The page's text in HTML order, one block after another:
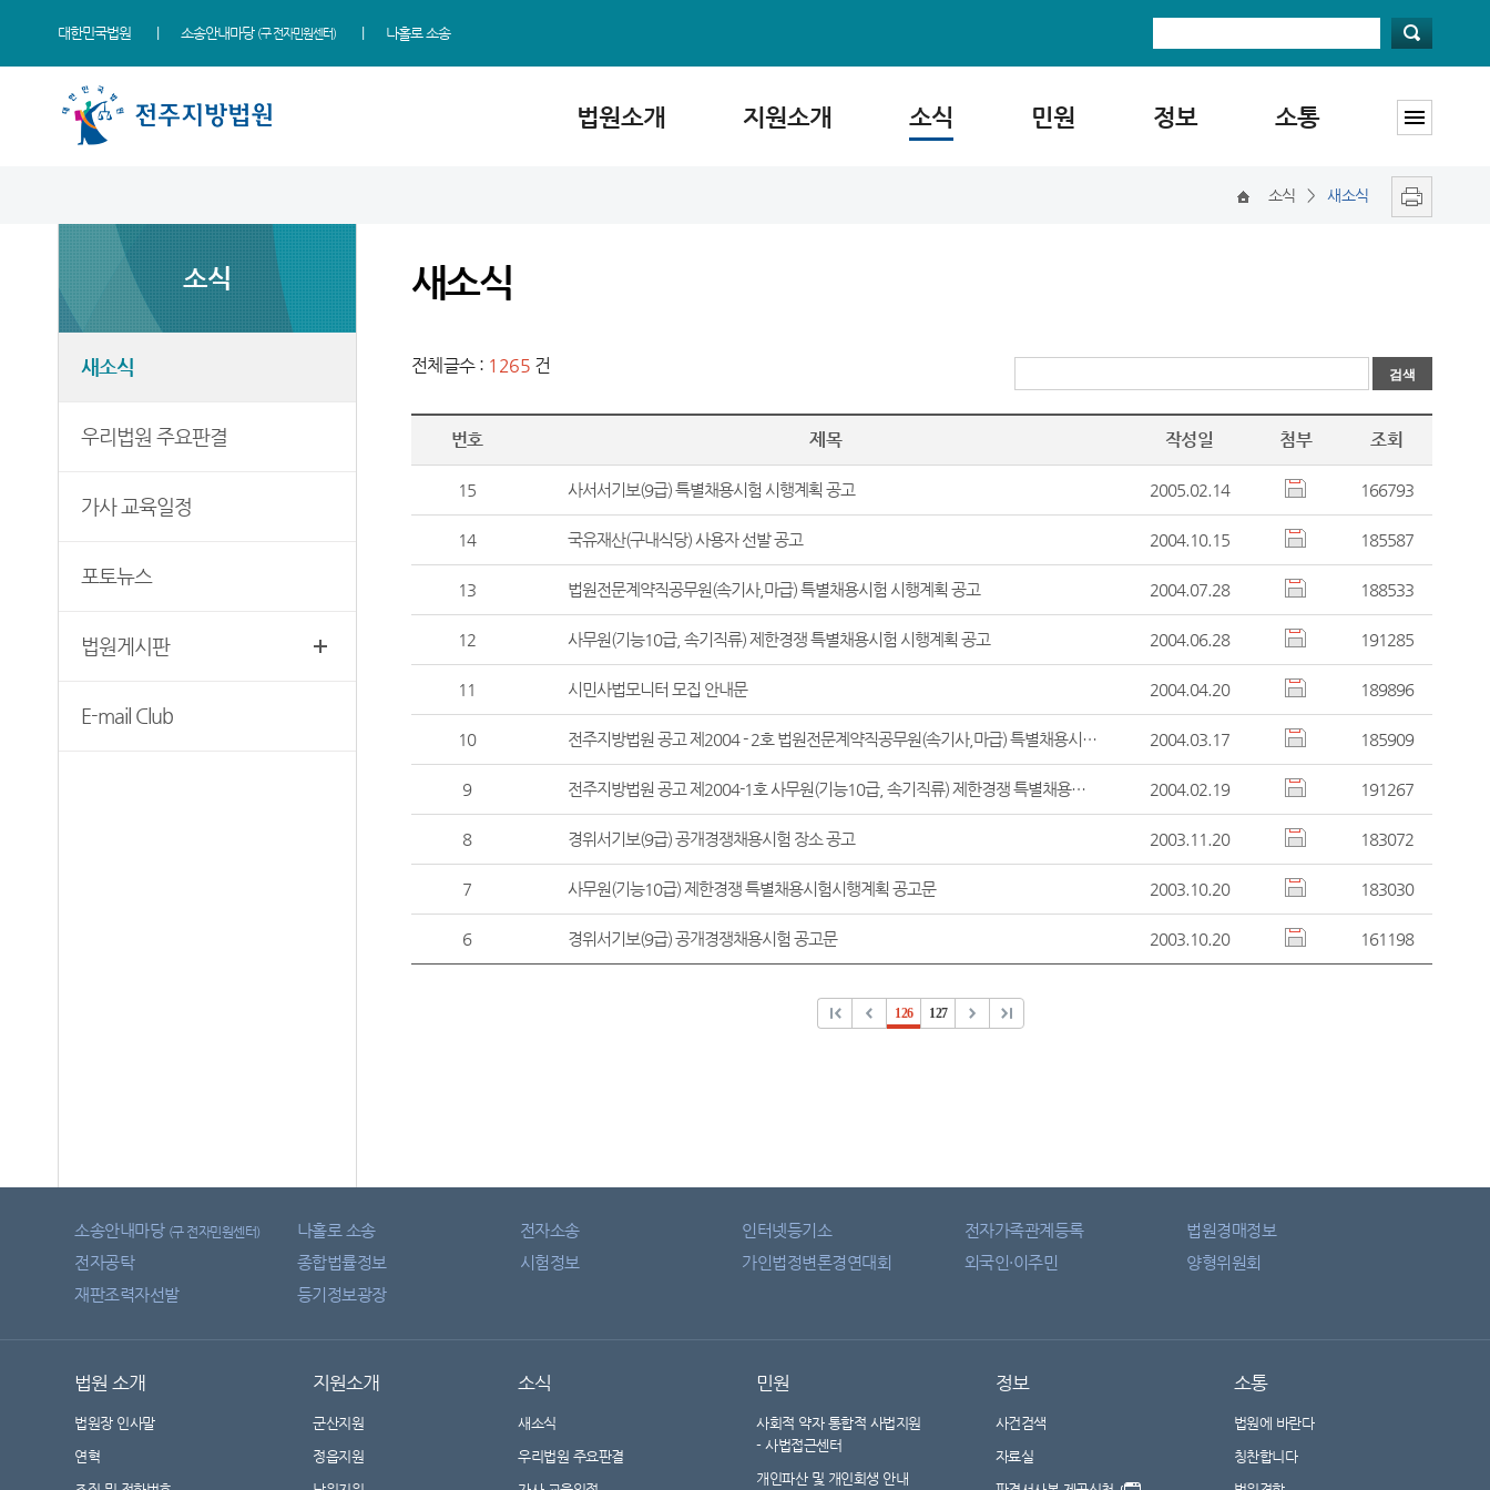
대한민국법원 소송안내마당 (구 전자민원센터) 나홀로 소송
법원소개 지원소개 소식 민원 정보 소통
조직 및 전화번호
시/군법원
청사안내
정읍지원
남원지원
우리법원 주요판결
가사 교육일정
E-mail Club
사회적 약자 통합적 사법
지원 - 사법접근센터
개인파산 및 개인회생 안내
자주묻는질문
무인등본발급기안내
재판기록열람복사예약
자료실
판결서사본 제공신청
칭찬합니다
법원견학
소식 > 새소식
소식
새소식
우리법원 주요판결
가사 교육일정
포토뉴스
법원게시판
E-mail Club
새소식
전체글수 : 1265 건
번호 제목 작성일 첨부 조회
15 사서서기보(9급) 특별채용시험 시행계획 공고 2005.02.14 166793
14 국유재산(구내식당) 사용자 선발 공고 2004.10.15 185587
13 법원전문계약직공무원(속기사,마급) 특별채용시험 시행계획 공고 2004.07.28 188533
12 사무원(기능10급, 속기직류) 제한경쟁 특별채용시험 시행계획 공고 2004.06.28 191285
11 시민사법모니터 모집 안내문 2004.04.20 189896
10 전주지방법원 공고 제2004 - 2호 법원전문계약직공무원(속기사,마급) 특별채용시험 시행계획 공고 2004.03.17 185909
9 전주지방법원 공고 제2004-1호 사무원(기능10급, 속기직류) 제한경쟁 특별채용시험 시행계획 공고 2004.02.19 191267
8 경위서기보(9급) 공개경쟁채용시험 장소 공고 2003.11.20 183072
7 사무원(기능10급) 제한경쟁 특별채용시험시행계획 공고문 2003.10.20 183030
6 경위서기보(9급) 공개경쟁채용시험 공고문 2003.10.20 161198
126 127
소송안내마당 (구 전자민원센터) 나홀로 소송 전자소송 인터넷등기소 전자가족관계등록
법원경매정보
전자공탁
종합법률정보 시험정보 가인법정변론경연대회 외국인·이주민
양형위원회
재판조력자선발
등기정보광장
법원 소개
법원장 인사말
연혁
지원소개
군산지원
정읍지원
소식
새소식
우리법원 주요판결
민원
사회적 약자 통합적 사법지원
- 사법접근센터
개인파산 및 개인회생 안내
정보
사건검색
자료실
소통
법원에 바란다
칭찬합니다